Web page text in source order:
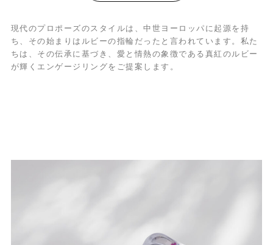
現代のプロポーズのスタイルは、中世ヨーロッパに起源を持
ち、その始まりはルビーの指輪だったと言われています。私た
ちは、その伝承に基づき、愛と情熱の象徴である真紅のルビー
が輝くエンゲージリングをご提案します。